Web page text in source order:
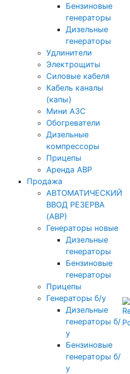
Бензиновые
генераторы
Дизельные
генераторы
Удлинители
Электрощиты
Силовые кабеля
Кабель каналы
(капы)
Мини АЗС
Обогреватели
Дизельные
компрессоры
Прицепы
Аренда АВР
Продажа
АВТОМАТИЧЕСКИЙ
ВВОД РЕЗЕРВА
(АВР)
Генераторы новые
Дизельные
генераторы
Бензиновые
генераторы
Прицепы
Генераторы б/у
Дизельные
генераторы б/
у
Бензиновые
генераторы б/
у